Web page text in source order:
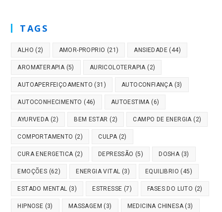
TAGS
ALHO (2) AMOR-PROPRIO (21) ANSIEDADE (44)
AROMATERAPIA(5) AURICOLOTERAPIA(2)
AUTOAPERFEIÇOAMENTO (31) AUTOCONFIANÇA(3)
AUTOCONHECIMENTO (46) AUTOESTIMA(6)
AYURVEDA(2) BEM ESTAR (2) CAMPO DE ENERGIA(2)
COMPORTAMENTO (2) CULPA(2)
CURA ENERGETICA(2) DEPRESSÃO (5) DOSHA(3)
EMOÇÕES (62) ENERGIA VITAL (3) EQUILIBRIO (45)
ESTADO MENTAL (3) ESTRESSE (7) FASES DO LUTO (2)
HIPNOSE (3) MASSAGEM (3) MEDICINA CHINESA(3)